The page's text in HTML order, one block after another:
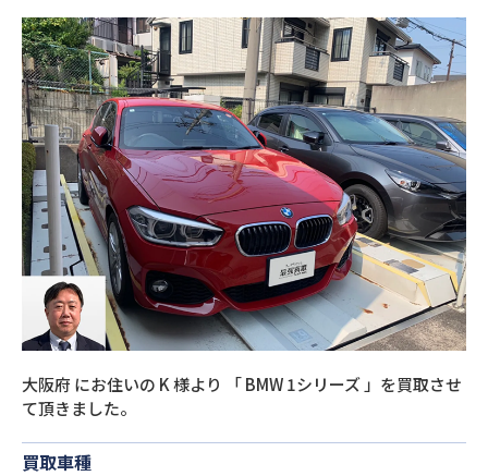
閉じる
大阪府 にお住いの K様より 「BMW 1シリーズ 」を買取させ
て頂きました。
買取車種